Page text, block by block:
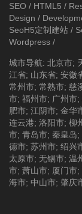
SEO / HTML5 /
Design /
SeoH5定制建站 /
Wordpress /
城市导航: 北京市;
江省; 山东省; 安徽
常州市; 常熟市; 慈
市; 福州市; 广州市;
肥市; 江阴市; 金华
连云港; 洛阳市; 柳
市; 青岛市; 秦皇岛;
德市; 苏州市; 绍兴
太原市; 无锡市; 温
市; 萧山市; 厦门市;
海市; 中山市; 肇庆